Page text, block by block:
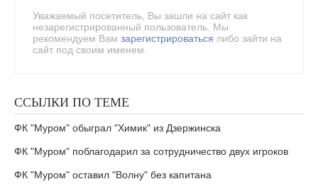
Уважаемый посетитель, Вы зашли на сайт как
незарегистрированный пользователь. Мы
рекомендуем Вам зарегистрироваться либо зайти на
сайт под своим именем.
ССЫЛКИ ПО ТЕМЕ
ФК "Муром" обыграл "Химик" из Дзержинска
ФК "Муром" поблагодарил за сотрудничество двух игроков
ФК "Муром" оставил "Волну" без капитана